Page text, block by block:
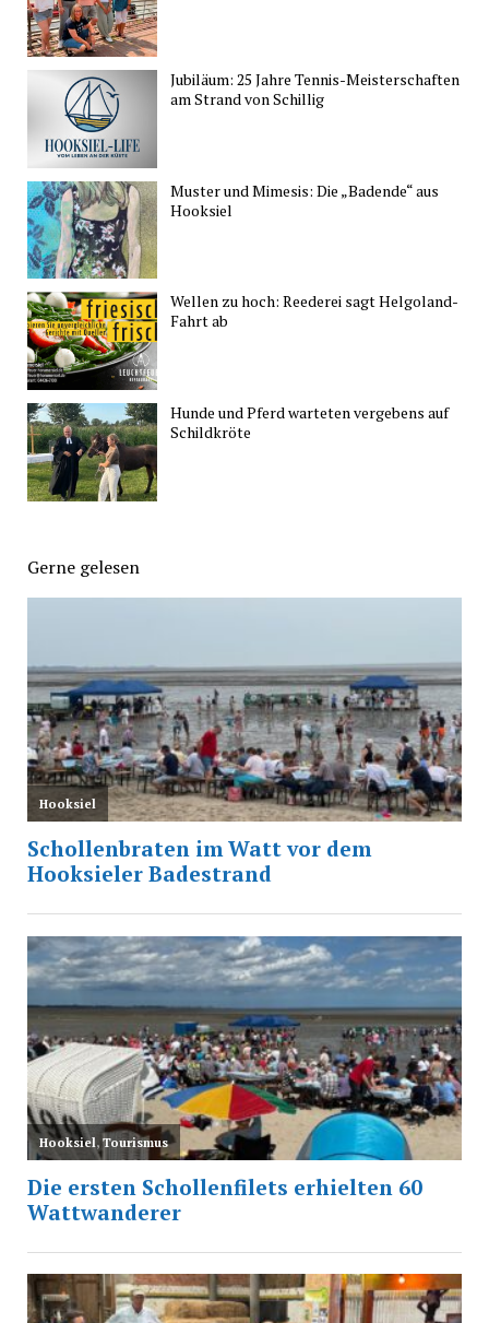
Jubiläum: 25 Jahre Tennis-Meisterschaften
am Strand von Schillig
Muster und Mimesis: Die „Badende“ aus
Hooksiel
Wellen zu hoch: Reederei sagt Helgoland-
Fahrt ab
Hunde und Pferd warteten vergebens auf
Schildkröte
Gerne gelesen